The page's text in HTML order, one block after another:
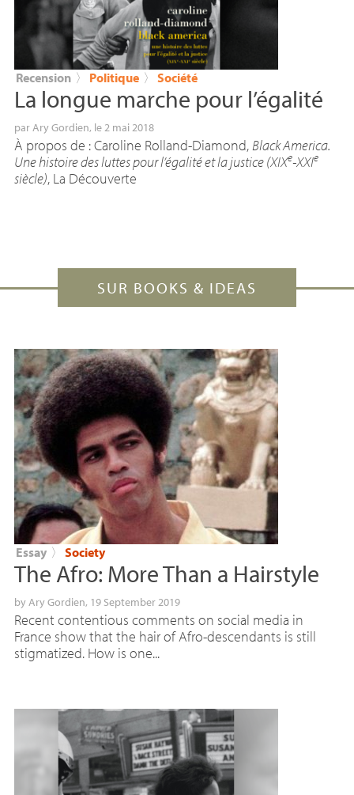
Recension 〉 Politique 〉 Société
La longue marche pour l’égalité
par Ary Gordien, le 2 mai 2018
À propos de : Caroline Rolland-Diamond, Black America.
Une histoire des luttes pour l’égalité et la justice (XIXe-XXIe
siècle), La Découverte
SUR BOOKS & IDEAS
Essay 〉 Society
The Afro: More Than a Hairstyle
byAry Gordien, 19 September 2019
Recent contentious comments on social media in
France show that the hair of Afro-descendants is still
stigmatized. How is one...